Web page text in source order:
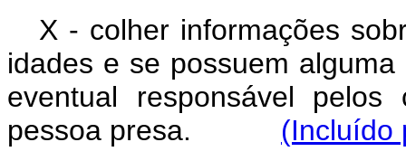
X - colher informações
idades e se possuem
eventual responsável
pessoa presa.
(Incluído